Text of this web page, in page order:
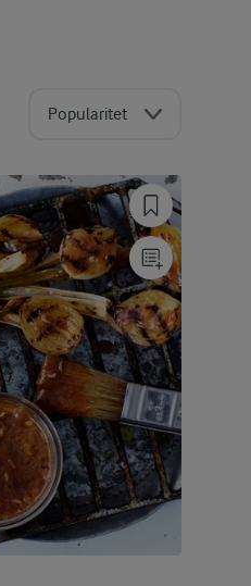
Popularitet